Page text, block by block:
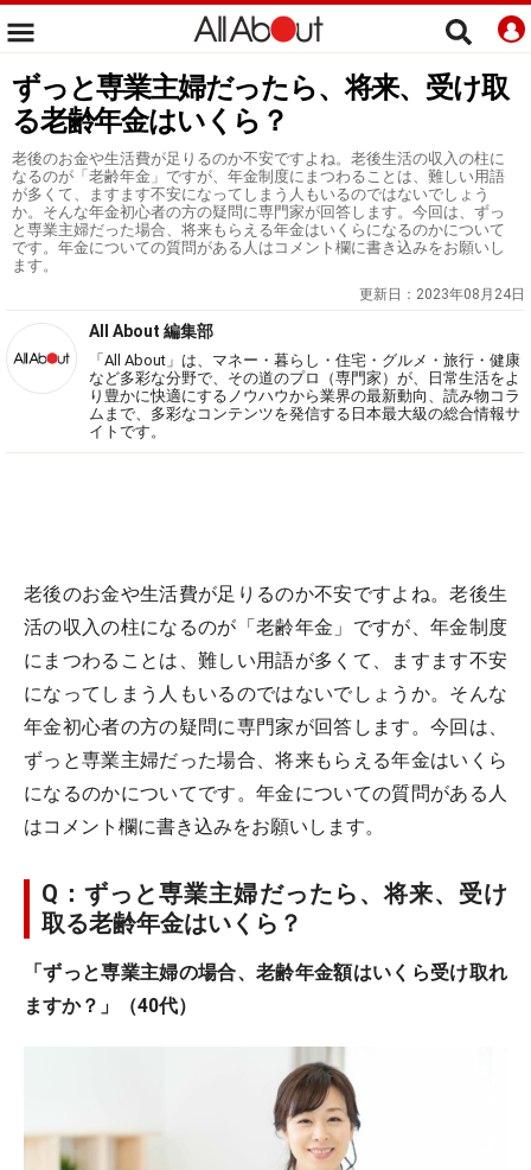
ずっと専業主婦だったら、将来、受け取
る老齢年金はいくら？
老後のお金や生活費が足りるのか不安ですよね。老後生活の収入の柱に
なるのが「老齢年金」ですが、年金制度にまつわることは、難しい用語
が多くて、ますます不安になってしまう人もいるのではないでしょう
か。そんな年金初心者の方の疑問に専門家が回答します。今回は、ずっ
と専業主婦だった場合、将来もらえる年金はいくらになるのかについて
です。年金についての質問がある人はコメント欄に書き込みをお願いし
ます。
更新日： 2023年08月24日
All About 編集部
「All About」は、マネー・暮らし・住宅・グルメ・旅行・健康
など多彩な分野で、その道のプロ（専門家）が、日常生活をよ
り豊かに快適にするノウハウから業界の最新動向、読み物コラ
ムまで、多彩なコンテンツを発信する日本最大級の総合情報サ
イトです。
老後のお金や生活費が足りるのか不安ですよね。老後生
活の収入の柱になるのが「老齢年金」ですが、年金制度
にまつわることは、難しい用語が多くて、ますます不安
になってしまう人もいるのではないでしょうか。そんな
年金初心者の方の疑問に専門家が回答します。今回は、
ずっと専業主婦だった場合、将来もらえる年金はいくら
になるのかについてです。年金についての質問がある人
はコメント欄に書き込みをお願いします。
Q：ずっと専業主婦だったら、将来、受け
取る老齢年金はいくら？
「ずっと専業主婦の場合、老齢年金額はいくら受け取れ
ますか？」（40代）